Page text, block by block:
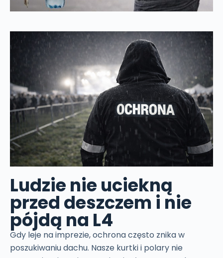
Ludzie nie uciekną
przed deszczem i nie
pójdą na L4
Gdy leje na imprezie, ochrona często znika w
poszukiwaniu dachu. Nasze kurtki i polary nie